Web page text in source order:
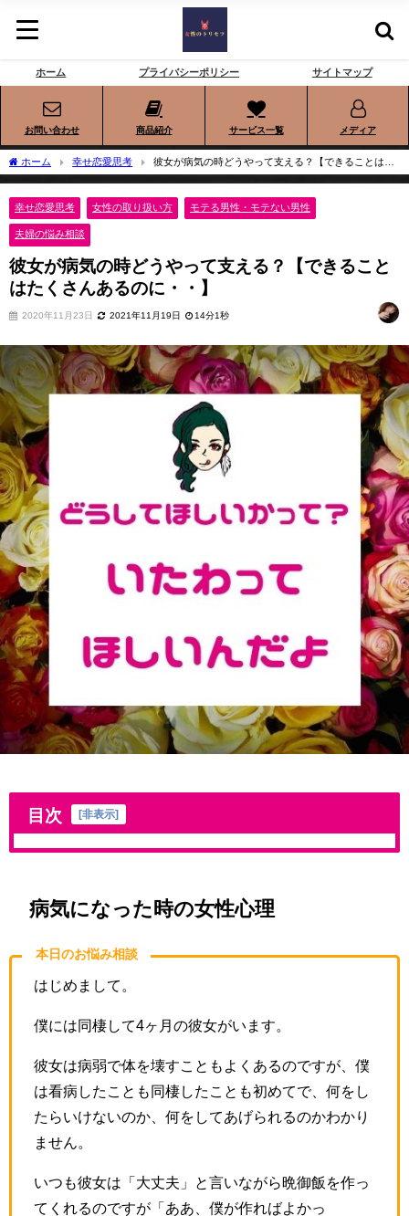
ホーム プライバシーポリシー サイトマップ
お問い合わせ 商品紹介 サービス一覧 メディア
ホーム 幸せ恋愛思考
彼女が病気の時どうやって支える？【できることはた
くさんあるのに・・】
幸せ恋愛思考 女性の取り扱い方 モテる男性・モテない男性
夫婦の悩み相談
彼女が病気の時どうやって支える？【できること
はたくさんあるのに・・】
2020年11月23日 2021年11月19日 14分1秒
目次 [非表示]
病気になった時の女性心理
本日のお悩み相談
はじめまして。
僕には同棲して4ヶ月の彼女がいます。
彼女は病弱で体を壊すこともよくあるのですが、僕
は看病したことも同棲したことも初めてで、何をし
たらいけないのか、何をしてあげられるのかわかり
ません。
いつも彼女は「大丈夫」と言いながら晩御飯を作っ
てくれるのですが「ああ、僕が作ればよかっ